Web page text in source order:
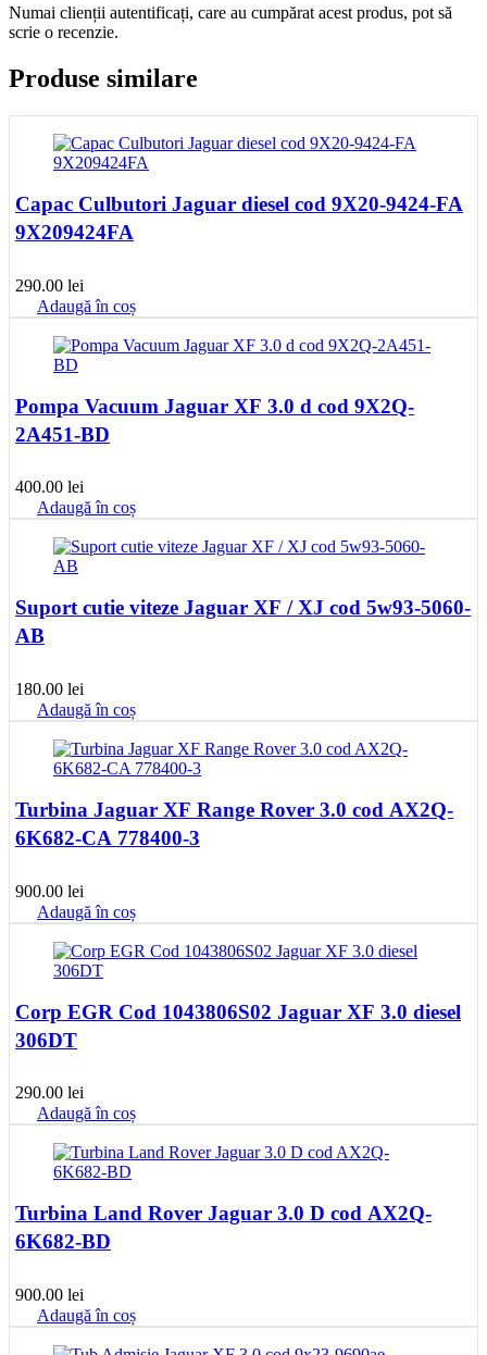
Numai clienții autentificați, care au cumpărat acest produs, pot să
scrie o recenzie.
Produse similare
Capac Culbutori Jaguar diesel cod 9X20-9424-FA
9X209424FA
290.00 lei
Adaugă în coș
Pompa Vacuum Jaguar XF 3.0 d cod 9X2Q-
2A451-BD
400.00 lei
Adaugă în coș
Suport cutie viteze Jaguar XF / XJ cod 5w93-5060-
AB
180.00 lei
Adaugă în coș
Turbina Jaguar XF Range Rover 3.0 cod AX2Q-
6K682-CA 778400-3
900.00 lei
Adaugă în coș
Corp EGR Cod 1043806S02 Jaguar XF 3.0 diesel
306DT
290.00 lei
Adaugă în coș
Turbina Land Rover Jaguar 3.0 D cod AX2Q-
6K682-BD
900.00 lei
Adaugă în coș